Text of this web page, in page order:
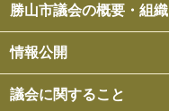
勝山市議会の概要・組織
情報公開
議会に関すること